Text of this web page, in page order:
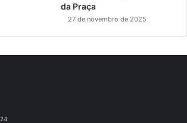
da Praça
27 de novembro de 2025